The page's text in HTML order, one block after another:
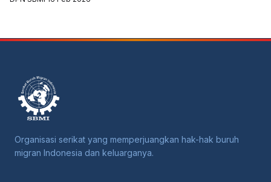
Organisasi serikat yang memperjuangkan hak-hak buruh
migran Indonesia dan keluarganya.